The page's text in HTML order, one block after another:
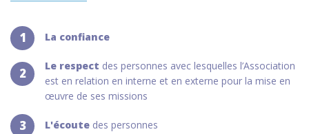
1 La confiance
2 Le respect des personnes avec lesquelles l’Association
est en relation en interne et en externe pour la mise en
œuvre de ses missions
3 L'écoute des personnes